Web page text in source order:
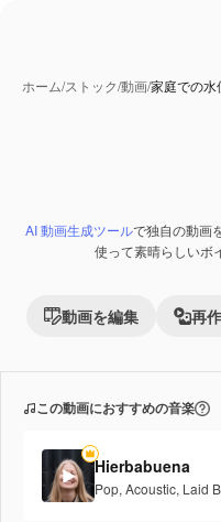
ホーム/ストック/動画/家庭での水
Premium
AI 動画生成ツールで独自の動画
使って素晴らしいボ
動画を編集 再
この動画におすすめの音楽
Hierbabuena
Pop, Acoustic, Laid